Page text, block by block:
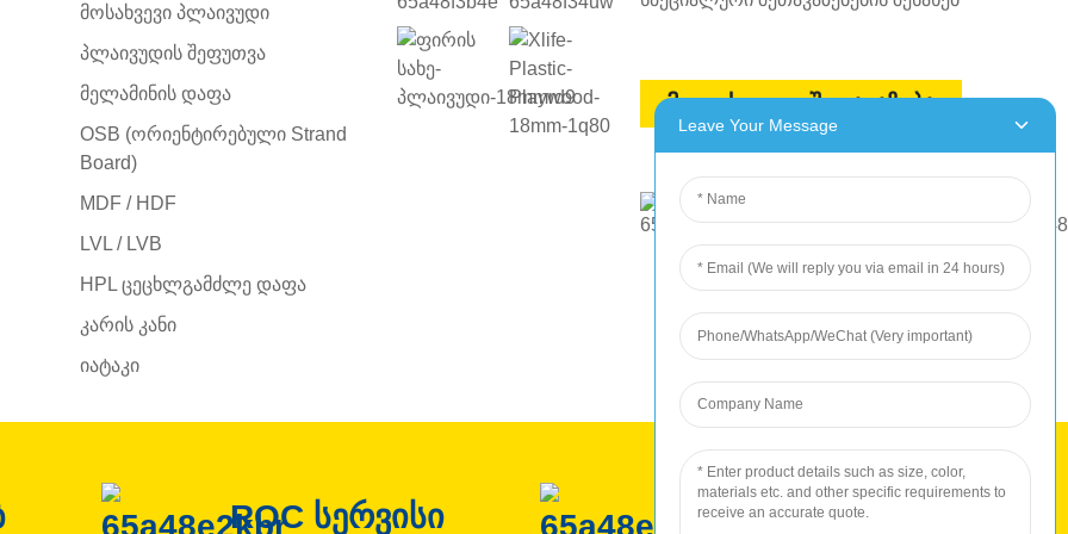
Მოსახვევი Პლაივუდი
Პლაივუდის Შეფუთვა
Მელამინის Დაფა
OSB (ორიენტირებული Strand
Board)
MDF / HDF
LVL / LVB
HPL Ცეცხლგამძლე Დაფა
Კარის Კანი
Იატაკი
მოითხოვეთ შეთავაზება
ROC სერვისი ROC წარმოება
Leave Your Message